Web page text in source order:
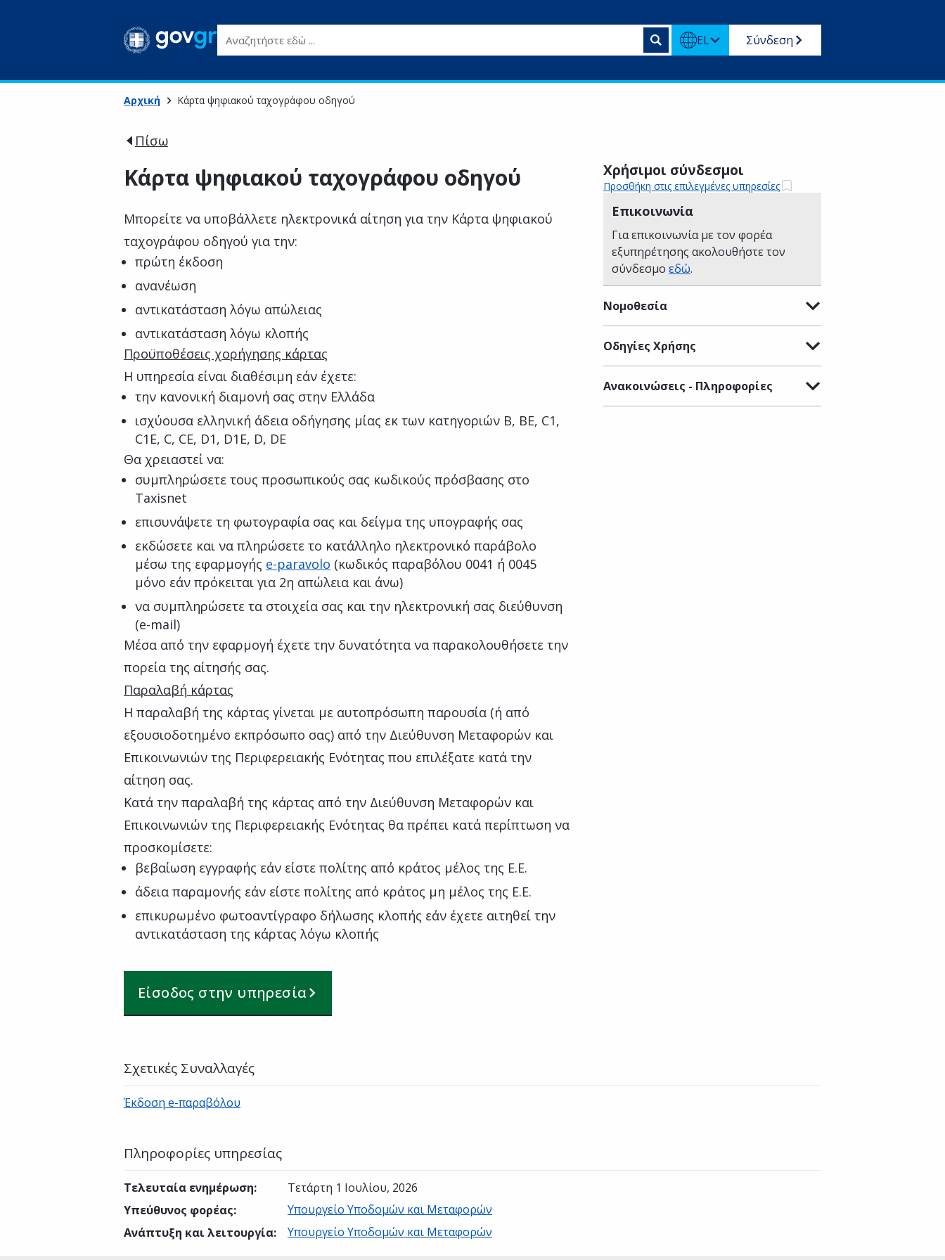
Αναζητήστε εδώ ... EL Σύνδεση
Αρχική Κάρτα ψηφιακού ταχογράφου οδηγού
Πίσω
Κάρτα ψηφιακού ταχογράφου οδηγού
Μπορείτε να υποβάλλετε ηλεκτρονικά αίτηση για την Κάρτα ψηφιακού
ταχογράφου οδηγού για την:
πρώτη έκδοση
ανανέωση
αντικατάσταση λόγω απώλειας
αντικατάσταση λόγω κλοπής
Προϋποθέσεις χορήγησης κάρτας
Η υπηρεσία είναι διαθέσιμη εάν έχετε:
την κανονική διαμονή σας στην Ελλάδα
ισχύουσα ελληνική άδεια οδήγησης μίας εκ των κατηγοριών Β, ΒΕ, C1,
C1E, C, CE, D1, D1E, D, DE
Θα χρειαστεί να:
συμπληρώσετε τους προσωπικούς σας κωδικούς πρόσβασης στο
Taxisnet
επισυνάψετε τη φωτογραφία σας και δείγμα της υπογραφής σας
εκδώσετε και να πληρώσετε το κατάλληλο ηλεκτρονικό παράβολο
μέσω της εφαρμογής e-paravolo (κωδικός παραβόλου 0041 ή 0045
μόνο εάν πρόκειται για 2η απώλεια και άνω)
να συμπληρώσετε τα στοιχεία σας και την ηλεκτρονική σας διεύθυνση
(e-mail)
Μέσα από την εφαρμογή έχετε την δυνατότητα να παρακολουθήσετε την
πορεία της αίτησής σας.
Παραλαβή κάρτας
Η παραλαβή της κάρτας γίνεται με αυτοπρόσωπη παρουσία (ή από
εξουσιοδοτημένο εκπρόσωπο σας) από την Διεύθυνση Μεταφορών και
Επικοινωνιών της Περιφερειακής Ενότητας που επιλέξατε κατά την
αίτηση σας.
Κατά την παραλαβή της κάρτας από την Διεύθυνση Μεταφορών και
Επικοινωνιών της Περιφερειακής Ενότητας θα πρέπει κατά περίπτωση να
προσκομίσετε:
βεβαίωση εγγραφής εάν είστε πολίτης από κράτος μέλος της Ε.Ε.
άδεια παραμονής εάν είστε πολίτης από κράτος μη μέλος της Ε.Ε.
επικυρωμένο φωτοαντίγραφο δήλωσης κλοπής εάν έχετε αιτηθεί την
αντικατάσταση της κάρτας λόγω κλοπής
Είσοδος στην υπηρεσία
Χρήσιμοι σύνδεσμοι
Προσθήκη στις επιλεγμένες υπηρεσίες
Επικοινωνία
Για επικοινωνία με τον φορέα
εξυπηρέτησης ακολουθήστε τον
σύνδεσμο εδώ.
Νομοθεσία
Οδηγίες Χρήσης
Ανακοινώσεις - Πληροφορίες
Σχετικές Συναλλαγές
Έκδοση e-παραβόλου
Πληροφορίες υπηρεσίας
Τελευταία ενημέρωση:
Τετάρτη 1 Ιουλίου, 2026
Υπεύθυνος φορέας:
Υπουργείο Υποδομών και Μεταφορών
Ανάπτυξη και λειτουργία: Υπουργείο Υποδομών και Μεταφορών